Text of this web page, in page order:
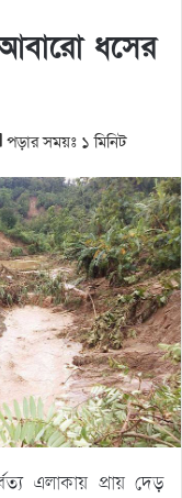
আবারো ধসের
পড়ার সময়ঃ ১ মিনিট
এলাকায় প্রায় দেড়